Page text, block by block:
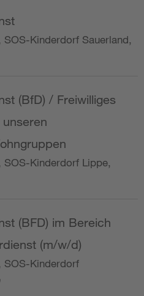
SOS-Kinderdorf Sauerland,
(BfD) / Freiwilliges
unseren
SOS-Kinderdorf Lippe,
(BFD) im Bereich
(m/w/d)
SOS-Kinderdorf